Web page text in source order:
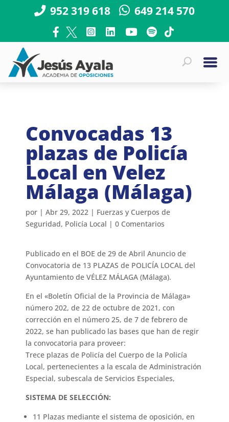
952 319 618 649 214 570
Convocadas 13
plazas de Policía
Local en Velez
Málaga (Málaga)
por |Abr 29, 2022 | Fuerzas y Cuerpos de
Seguridad, Policía Local |0 Comentarios
Publicado en el BOE de 29 de Abril Anuncio de
Convocatoria de 13 PLAZAS de POLICÍA LOCAL del
Ayuntamiento de VÉLEZ MÁLAGA (Málaga).
En el «Boletín Oficial de la Provincia de Málaga»
número 202, de 22 de octubre de 2021, con
corrección en el número 25, de 7 de febrero de
2022, se han publicado las bases que han de regir
la convocatoria para proveer:
Trece plazas de Policía del Cuerpo de la Policía
Local, pertenecientes a la escala de Administración
Especial, subescala de Servicios Especiales,
SISTEMA DE SELECCIÓN:
11 Plazas mediante el sistema de oposición, en